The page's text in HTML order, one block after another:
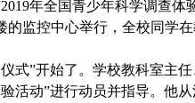
年全国青少年科学调查体
的监控中心举行，全校同学
式”开始了。学校教科室主任
活动”进行动员并指导。他从